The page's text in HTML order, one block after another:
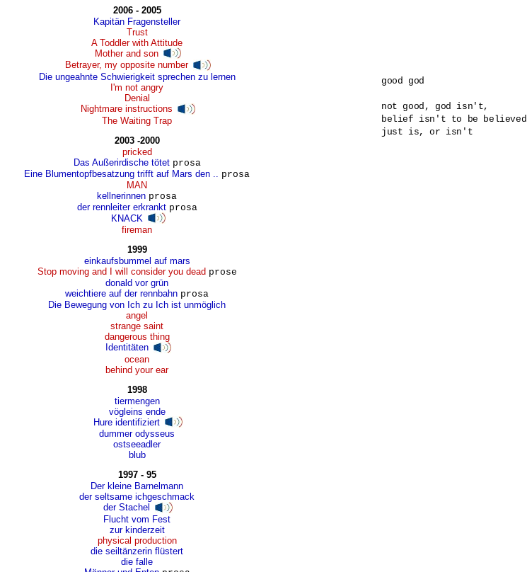
2006 - 2005
Kapitän Fragensteller
Trust
A Toddler with Attitude
Mother and son
Betrayer, my opposite number
Die ungeahnte Schwierigkeit sprechen zu lernen
I'm not angry
Denial
Nightmare instructions
The Waiting Trap
2003 -2000
pricked
Das Außerirdische tötet prosa
Eine Blumentopfbesatzung trifft auf Mars den ..
prosa
MAN
kellnerinnen prosa
der rennleiter erkrankt prosa
KNACK
fireman
1999
einkaufsbummel auf mars
Stop moving and I will consider you dead prose
donald vor grün
weichtiere auf der rennbahn prosa
Die Bewegung von Ich zu Ich ist unmöglich
angel
strange saint
dangerous thing
Identitäten
ocean
behind your ear
1998
tiermengen
vögleins ende
Hure identifiziert
dummer odysseus
ostseeadler
blub
1997 - 95
Der kleine Barnelmann
der seltsame ichgeschmack
der Stachel
Flucht vom Fest
zur kinderzeit
physical production
die seiltänzerin flüstert
die falle
good god
not good, god isn't,
belief isn't to be believed